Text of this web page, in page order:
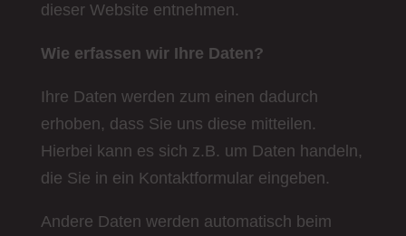
dieser Website entnehmen.
Wie erfassen wir Ihre Daten?
Ihre Daten werden zum einen dadurch
erhoben, dass Sie uns diese mitteilen.
Hierbei kann es sich z.B. um Daten handeln,
die Sie in ein Kontaktformular eingeben.
Andere Daten werden automatisch beim